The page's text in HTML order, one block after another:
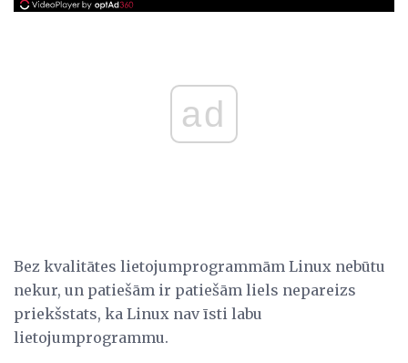
ad
Bez kvalitātes lietojumprogrammām Linux nebūtu
nekur, un patiešām ir patiešām liels nepareizs
priekšstats, ka Linux nav īsti labu
lietojumprogrammu.